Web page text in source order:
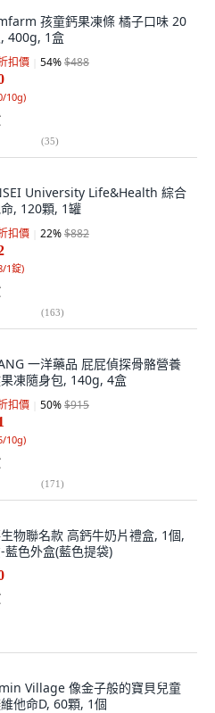
孩童鈣果凍條 橘子口味 20
400g, 1盒
扣價 54%$488
10g)
(35)
University Life&Health 綜合
, 120顆, 1罐
扣價 22%$882
1錠)
(163)
一洋藥品 屁屁偵探骨骼營養
凍隨身包, 140g, 4盒
扣價 50%$915
10g)
(171)
物聯名款 高鈣牛奶片禮盒, 1個,
藍色外盒(藍色提袋)
Village 像金子般的寶貝兒童
他命D, 60顆, 1個